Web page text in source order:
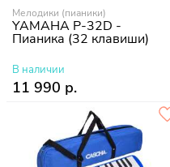
Мелодики (пианики)
YAMAHA P-32D -
Пианика (32 клавиши)
В наличии
11 990 р.